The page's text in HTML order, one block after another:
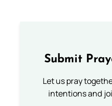
Submit
Let us pray
intentions and